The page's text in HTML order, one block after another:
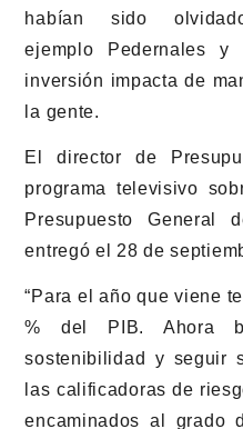
habían sido
ejemplo Pedernales
inversión impacta de
la gente.
El director de
programa televisivo
Presupuesto General
entregó el 28 de
“Para el año que viene
% del PIB. Ahora
sostenibilidad y seguir
las calificadoras de
encaminados al grado